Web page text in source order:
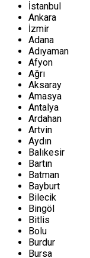
İstanbul
Ankara
İzmir
Adana
Adıyaman
Afyon
Ağrı
Aksaray
Amasya
Antalya
Ardahan
Artvin
Aydın
Balıkesir
Bartın
Batman
Bayburt
Bilecik
Bingöl
Bitlis
Bolu
Burdur
Bursa